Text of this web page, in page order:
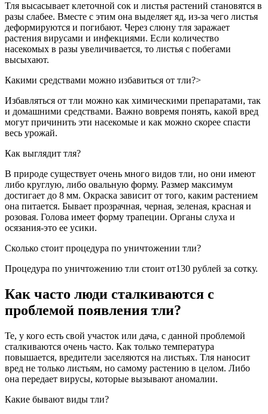
Тля высасывает клеточной сок и листья растений становятся в
разы слабее. Вместе с этим она выделяет яд, из-за чего листья
деформируются и погибают. Через слюну тля заражает
растения вирусами и инфекциями. Если количество
насекомых в разы увеличивается, то листья с побегами
высыхают.
Какими средствами можно избавиться от тли?>
Избавляться от тли можно как химическими препаратами, так
и домашними средствами. Важно вовремя понять, какой вред
могут причинить эти насекомые и как можно скорее спасти
весь урожай.
Как выглядит тля?
В природе существует очень много видов тли, но они имеют
либо круглую, либо овальную форму. Размер максимум
достигает до 8 мм. Окраска зависит от того, каким растением
она питается. Бывает прозрачная, черная, зеленая, красная и
розовая. Голова имеет форму трапеции. Органы слуха и
осязания-это ее усики.
Сколько стоит процедура по уничтожении тли?
Процедура по уничтожению тли стоит от130 рублей за сотку.
Как часто люди сталкиваются с
проблемой появления тли?
Те, у кого есть свой участок или дача, с данной проблемой
сталкиваются очень часто. Как только температура
повышается, вредители заселяются на листьях. Тля наносит
вред не только листьям, но самому растению в целом. Либо
она передает вирусы, которые вызывают аномалии.
Какие бывают виды тли?